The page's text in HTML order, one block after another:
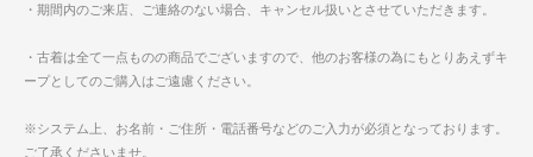
・期間内のご来店、ご連絡のない場合、キャンセル扱いとさせていただきます。
・古着は全て一点ものの商品でございますので、他のお客様の為にもとりあえずキ
ープとしてのご購入はご遠慮ください。
※システム上、お名前・ご住所・電話番号などのご入力が必須となっております。
ご了承くださいませ。